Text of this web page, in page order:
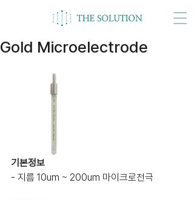
Gold Microelectrode
기본정보
- 지름 10um ~ 200um 마이크로전극